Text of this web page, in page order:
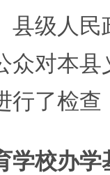
县级人
众对本
行了检查
校办学